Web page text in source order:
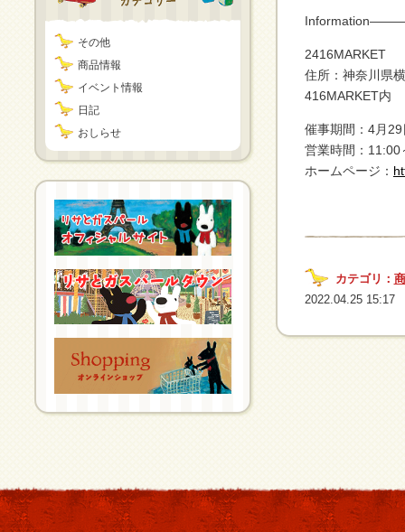
その他
商品情報
イベント情報
日記
おしらせ
2416MARKET
住所：神奈川県
416MARKET内
催事期間：4月
営業時間：
ホームページ：
カテゴリ：
2022.04.25 15:17